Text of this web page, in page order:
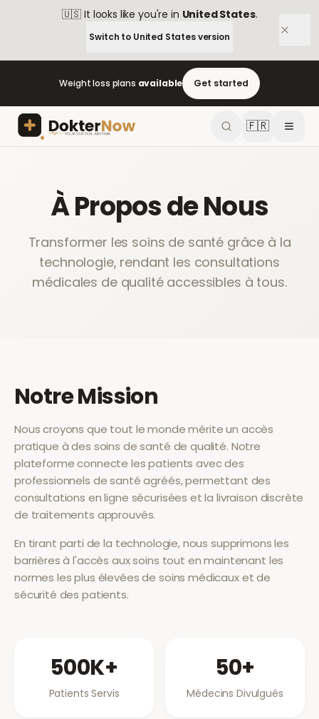
🇺🇸 It looks like you're in United States.
Switch to United Statesversion
Weight loss plans available Get started
🇫🇷
À Propos de Nous
Transformer les soins de santé grâce à la
technologie, rendant les consultations
médicales de qualité accessibles à tous.
Notre Mission
Nous croyons que tout le monde mérite un accès
pratique à des soins de santé de qualité. Notre
plateforme connecte les patients avec des
professionnels de santé agréés, permettant des
consultations en ligne sécurisées et la livraison discrète
de traitements approuvés.
En tirant parti de la technologie, nous supprimons les
barrières à l'accès aux soins tout en maintenant les
normes les plus élevées de soins médicaux et de
sécurité des patients.
500K+
Patients Servis
50+
Médecins Divulgués